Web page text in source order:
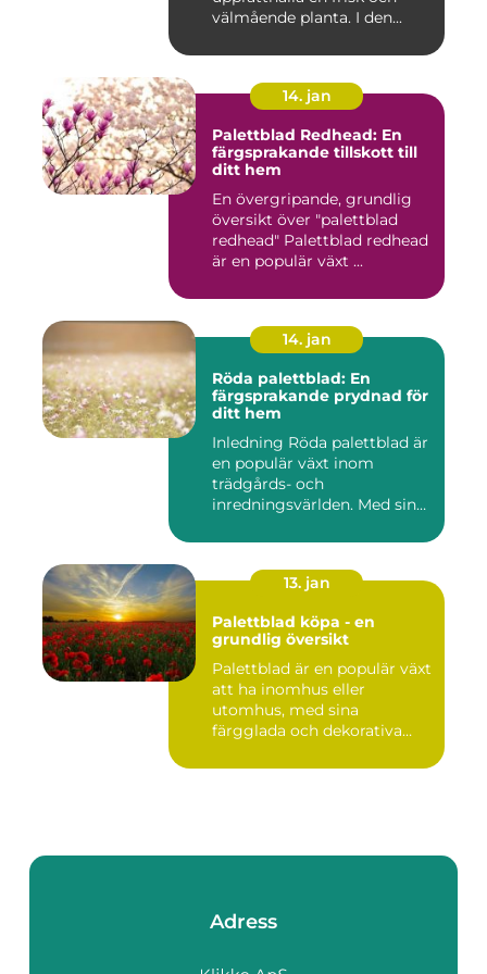
välmående planta. I den...
14. jan
Palettblad Redhead: En
färgsprakande tillskott till
ditt hem
En övergripande, grundlig
översikt över "palettblad
redhead" Palettblad redhead
är en populär växt ...
14. jan
Röda palettblad: En
färgsprakande prydnad för
ditt hem
Inledning Röda palettblad är
en populär växt inom
trädgårds- och
inredningsvärlden. Med sina
13. jan
Palettblad köpa - en
grundlig översikt
Palettblad är en populär växt
att ha inomhus eller
utomhus, med sina
färgglada och dekorativa
Adress